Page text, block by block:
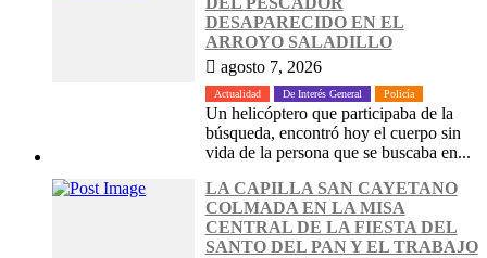
DESAPARECIDO EN EL
ARROYO SALADILLO
agosto 7, 2026
Actualidad De Interés General Policía
Un helicóptero que participaba de la
búsqueda, encontró hoy el cuerpo sin
vida de la persona que se buscaba en...
LA CAPILLA SAN CAYETANO
COLMADA EN LA MISA
CENTRAL DE LA FIESTA DEL
SANTO DEL PAN Y EL TRABAJO